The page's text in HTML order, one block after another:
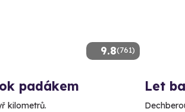
9.8(761)
padákem
kilometrů.
Let